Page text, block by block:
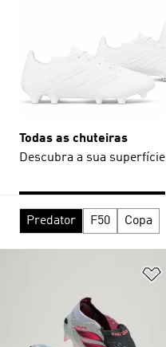
Todas as chuteiras
Descubra a sua superfície
Predator F50 Copa